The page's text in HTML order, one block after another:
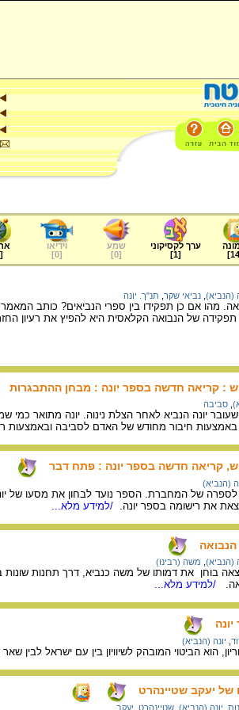
14
]
ערך לקסיקוני
[
1
]
שמע
[
0
]
וידיאו
[
0
]
[
(הנביא) נביאי שקר תנ"ך. יונה
מהו אם כן תפקידו בין ספרי הנביאים? כותב
של הנבואה הקלאסית היא להפיץ את רעיון
: קריאה חדשה בספר יונה : מבחן ההתבגרות
סביבה
יונה הנביא לאחר הצלת נינוה. יונה מתואר
חיבור מחודש של האדם לסביבה ובאמצעות
קריאה חדשה בספר יונה : פתח דבר
(הנביא)
של המחברת. הספר נועד לבחון את מסעו של
את רישומה בספר יונה.
/למידע מלא...
(הנביא) משה (רבינו)
בוחן את דמותו של משה כנביא, דרך תחנות שונות
/למידע מלא...
יונה (הנביא)
הוא הביטוי המובהק לשיוויון בין עם ישראל
של יעקב שטיינהרט
יונה (הנביא) שטיינהרט, יעקב